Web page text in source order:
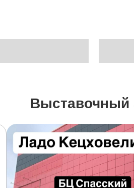
Выставочный